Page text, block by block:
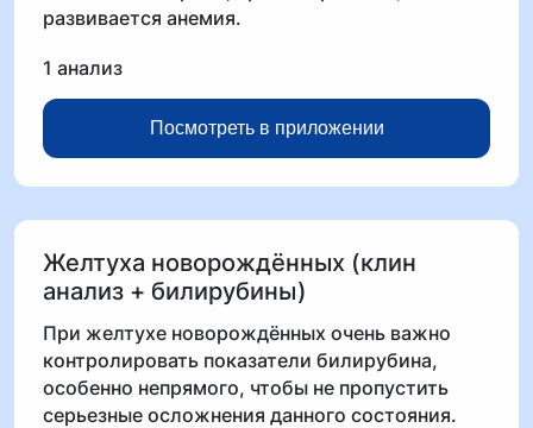
развивается анемия.
1 анализ
Посмотреть в приложении
Желтуха новорождённых (клин
анализ + билирубины)
При желтухе новорождённых очень важно
контролировать показатели билирубина,
особенно непрямого, чтобы не пропустить
серьезные осложнения данного состояния.